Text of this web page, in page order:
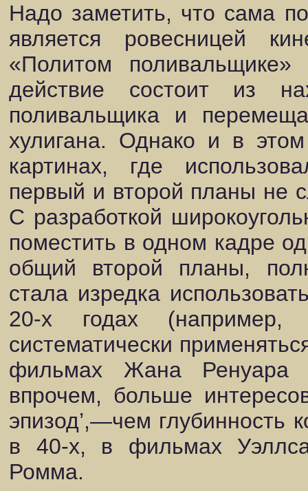
Надо заметить, что сама
является ровесницей
«Политом
действие состоит из
поливальщика и
хулигана. Однако и в
картинах, где
первый и второй планы не
С разработкой
поместить в одном кадре
общий второй планы,
стала изредка
20-х годах
систематически
фильмах Жана Ренуара
впрочем, больше
эпизод’,—чем
в 40-х, в фильмах
Ромма.